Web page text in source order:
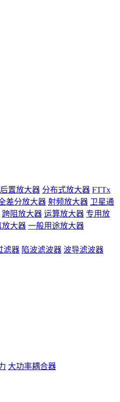
置放大器 分布式放大器 FTTx
差分放大器 射频放大器 卫星通
跨阻放大器 运算放大器 专用放
放大器 一般用途放大器
滤器 陷波滤波器 波导滤波器
大功率耦合器